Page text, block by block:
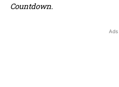
Countdown.
Ads